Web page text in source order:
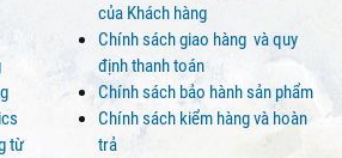
từ
của Khách hàng
Chính sách giao hàng và quy
định thanh toán
Chính sách bảo hành sản phẩm
Chính sách kiểm hàng và hoàn
trả